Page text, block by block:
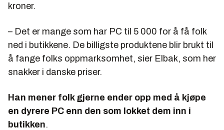
kroner.
– Det er mange som har PC til 5 000 for å få folk
ned i butikkene. De billigste produktene blir brukt til
å fange folks oppmarksomhet, sier Elbak, som her
snakker i danske priser.
Han mener folk gjerne ender opp med å kjøpe
en dyrere PC enn den som lokket dem inn i
butikken.